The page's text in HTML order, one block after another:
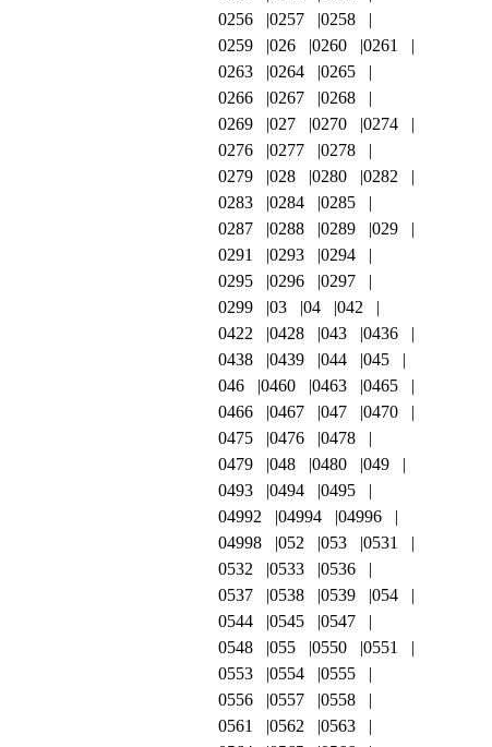
0256
0257
0258
0259
026 0260
0261
0263
0264
0265
0266
0267
0268
0269
027 0270
0274
0276
0277
0278
0279
028 0280
0282
0283
0284
0285
0287
0288 0289
029
0291
0293
0294
0295
0296
0297
0299
03 04
042
0422
0428 043
0436
0438
0439 044
045
046
0460 0463
0465
0466
0467 047
0470
0475
0476
0478
0479
048 0480
049
0493
0494
0495
04992
04994
04996
04998
052 053
0531
0532
0533
0536
0537
0538 0539
054
0544
0545
0547
0548
055 0550
0551
0553
0554
0555
0556
0557
0558
0561
0562
0563